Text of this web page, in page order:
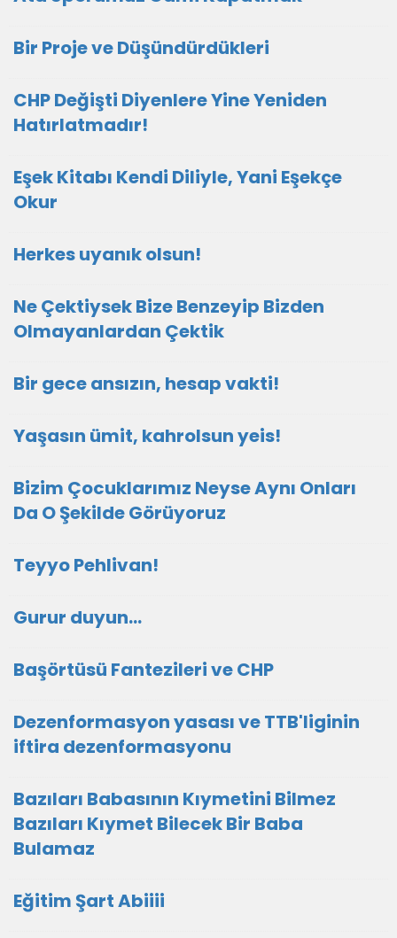
Bir Proje ve Düşündürdükleri
CHP Değişti Diyenlere Yine Yeniden
Hatırlatmadır!
Eşek Kitabı Kendi Diliyle, Yani Eşekçe
Okur
Herkes uyanık olsun!
Ne Çektiysek Bize Benzeyip Bizden
Olmayanlardan Çektik
Bir gece ansızın, hesap vakti!
Yaşasın ümit, kahrolsun yeis!
Bizim Çocuklarımız Neyse Aynı Onları
Da O Şekilde Görüyoruz
Teyyo Pehlivan!
Gurur duyun...
Başörtüsü Fantezileri ve CHP
Dezenformasyon yasası ve TTB'liginin
iftira dezenformasyonu
Bazıları Babasının Kıymetini Bilmez
Bazıları Kıymet Bilecek Bir Baba
Bulamaz
Eğitim Şart Abiiii